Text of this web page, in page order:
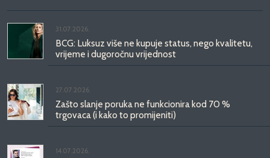
31.07.2026.
BCG: Luksuz više ne kupuje status, nego kvalitetu,
vrijeme i dugoročnu vrijednost
27.07.2026.
Zašto slanje poruka ne funkcionira kod 70 %
trgovaca (i kako to promijeniti)
14.07.2026.